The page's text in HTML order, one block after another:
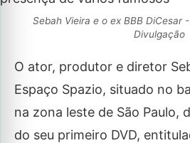
Sebah Vieira e o ex BBB DiCesar
Divulgação
O ator, produtor e diretor
Espaço Spazio, situado no
na zona leste de São Paulo,
do seu primeiro DVD,